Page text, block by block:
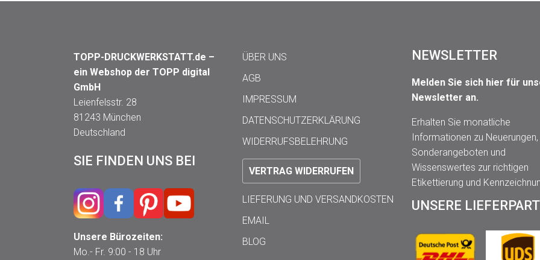
TOPP-DRUCKWERKSTATT.de –
ein Webshop der TOPP digital
GmbH
Leienfelsstr. 28
81243 München
Deutschland
SIE FINDEN UNS BEI
Unsere Bürozeiten:
Mo.- Fr. 9:00 - 18 Uhr
ÜBER UNS
AGB
IMPRESSUM
DATENSCHUTZERKLÄRUNG
WIDERRUFSBELEHRUNG
VERTRAG WIDERRUFEN
LIEFERUNG UND VERSANDKOSTEN
EMAIL
BLOG
NEWSLETTER
Melden Sie sich hier für
Newsletter an.
Erhalten Sie monatliche
Informationen zu Neuerungen,
Sonderangeboten und
Wissenswertes zur richtigen
Etikettierung und
UNSERE